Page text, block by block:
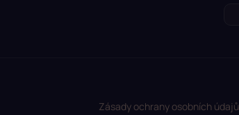
Zásady ochrany osobních údajů